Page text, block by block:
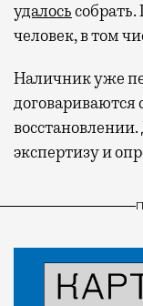
удалось
человек, в том
Наличник уже
договариваются
экспертизу и